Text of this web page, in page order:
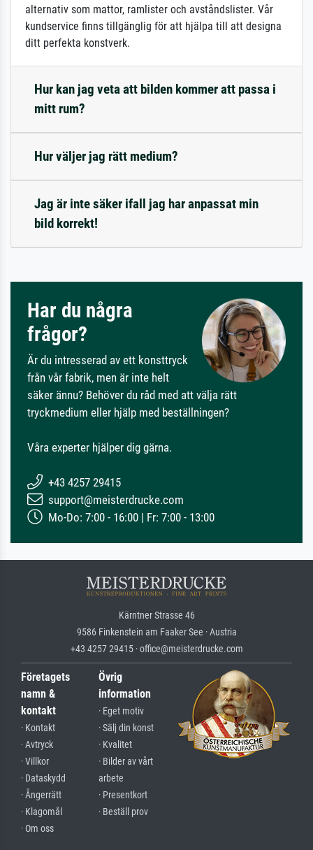
alternativ som mattor, ramlister och avståndslister. Vår
kundservice finns tillgänglig för att hjälpa till att designa
ditt perfekta konstverk.
Hur kan jag veta att bilden kommer att passa i
mitt rum?
Hur väljer jag rätt medium?
Jag är inte säker ifall jag har anpassat min
bild korrekt!
Har du några
frågor?
Är du intresserad av ett konsttryck
från vår fabrik, men är inte helt
säker ännu? Behöver du råd med att välja rätt
tryckmedium eller hjälp med beställningen?
Våra experter hjälper dig gärna.
+43 4257 29415
support@meisterdrucke.com
Mo-Do: 7:00 - 16:00 | Fr: 7:00 - 13:00
Kärntner Strasse 46
9586 Finkenstein am Faaker See · Austria
+43 4257 29415 · office@meisterdrucke.com
Företagets
namn &
kontakt
· Kontakt
· Avtryck
· Villkor
· Dataskydd
· Ångerrätt
· Klagomål
· Om oss
Övrig
information
· Eget motiv
· Sälj din konst
· Kvalitet
· Bilder av vårt
arbete
· Presentkort
· Beställ prov